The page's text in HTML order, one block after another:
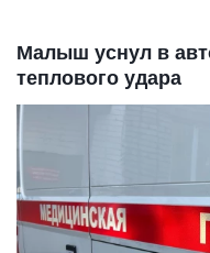
Малыш уснул в
теплового удара